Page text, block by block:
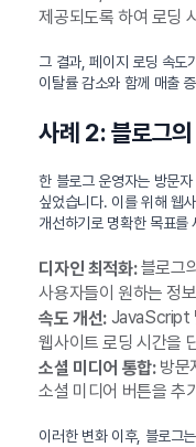
제공되도록 하여 로딩
그 결과, 페이지 로딩 속
이탈률 감소와 함께 매출
사례 2: 블로그
한 블로그 운영자는 방문
싶었습니다. 이를 위해 웹
개선하기로 명확한 목표를
디자인 최적화:블로그
사용자들이 원하는 정
속도 개선:JavaScript
웹사이트 로딩 시간을
소셜 미디어 통합:방문
소셜 미디어 버튼을 추
이러한 변화 이후, 블로그